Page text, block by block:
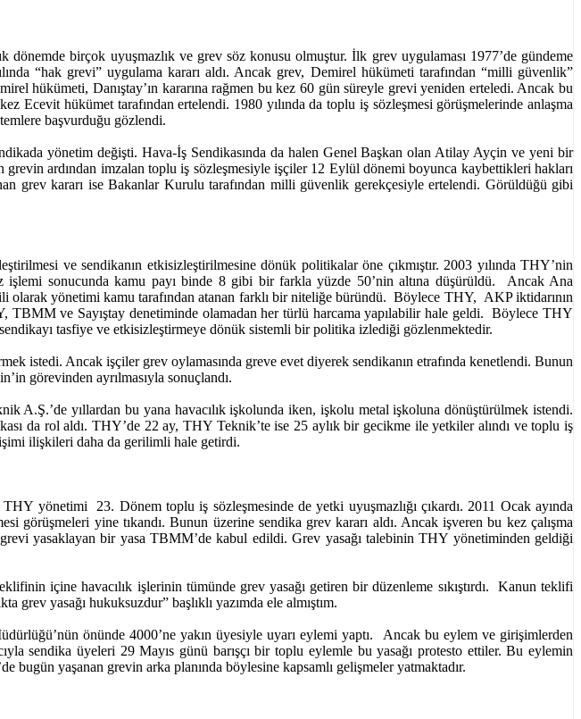
dönemde birçok uyuşmazlık ve grev söz konusu olmuştur. İlk grev uygulaması 1977’de gündeme
“hak grevi” uygulama kararı aldı. Ancak grev, Demirel hükümeti tarafından “milli güvenlik”
hükümeti, Danıştay’ın kararına rağmen bu kez 60 gün süreyle grevi yeniden erteledi. Ancak bu
Ecevit hükümet tarafından ertelendi. 1980 yılında da toplu iş sözleşmesi görüşmelerinde anlaşma
başvurduğu gözlendi.
yönetim değişti. Hava-İş Sendikasında da halen Genel Başkan olan Atilay Ayçin ve yeni bir
ardından imzalan toplu iş sözleşmesiyle işçiler 12 Eylül dönemi boyunca kaybettikleri hakları
grev kararı ise Bakanlar Kurulu tarafından milli güvenlik gerekçesiyle ertelendi. Görüldüğü gibi
ve sendikanın etkisizleştirilmesine dönük politikalar öne çıkmıştır. 2003 yılında THY’nin
sonucunda kamu payı binde 8 gibi bir farkla yüzde 50’nin altına düşürüldü. Ancak Ana
yönetimi kamu tarafından atanan farklı bir niteliğe büründü. Böylece THY, AKP iktidarının
ve Sayıştay denetiminde olamadan her türlü harcama yapılabilir hale geldi. Böylece THY
tasfiye ve etkisizleştirmeye dönük sistemli bir politika izlediği gözlenmektedir.
istedi. Ancak işçiler grev oylamasında greve evet diyerek sendikanın etrafında kenetlendi. Bunun
görevinden ayrılmasıyla sonuçlandı.
yıllardan bu yana havacılık işkolunda iken, işkolu metal işkoluna dönüştürülmek istendi.
da rol aldı. THY’de 22 ay, THY Teknik’te ise 25 aylık bir gecikme ile yetkiler alındı ve toplu iş
ilişkileri daha da gerilimli hale getirdi.
yönetimi 23. Dönem toplu iş sözleşmesinde de yetki uyuşmazlığı çıkardı. 2011 Ocak ayında
görüşmeleri yine tıkandı. Bunun üzerine sendika grev kararı aldı. Ancak işveren bu kez çalışma
yasaklayan bir yasa TBMM’de kabul edildi. Grev yasağı talebinin THY yönetiminden geldiği
içine havacılık işlerinin tümünde grev yasağı getiren bir düzenleme sıkıştırdı. Kanun teklifi
grev yasağı hukuksuzdur” başlıklı yazımda ele almıştım.
önünde 4000’ne yakın üyesiyle uyarı eylemi yaptı. Ancak bu eylem ve girişimlerden
sendika üyeleri 29 Mayıs günü barışçı bir toplu eylemle bu yasağı protesto ettiler. Bu eylemin
bugün yaşanan grevin arka planında böylesine kapsamlı gelişmeler yatmaktadır.